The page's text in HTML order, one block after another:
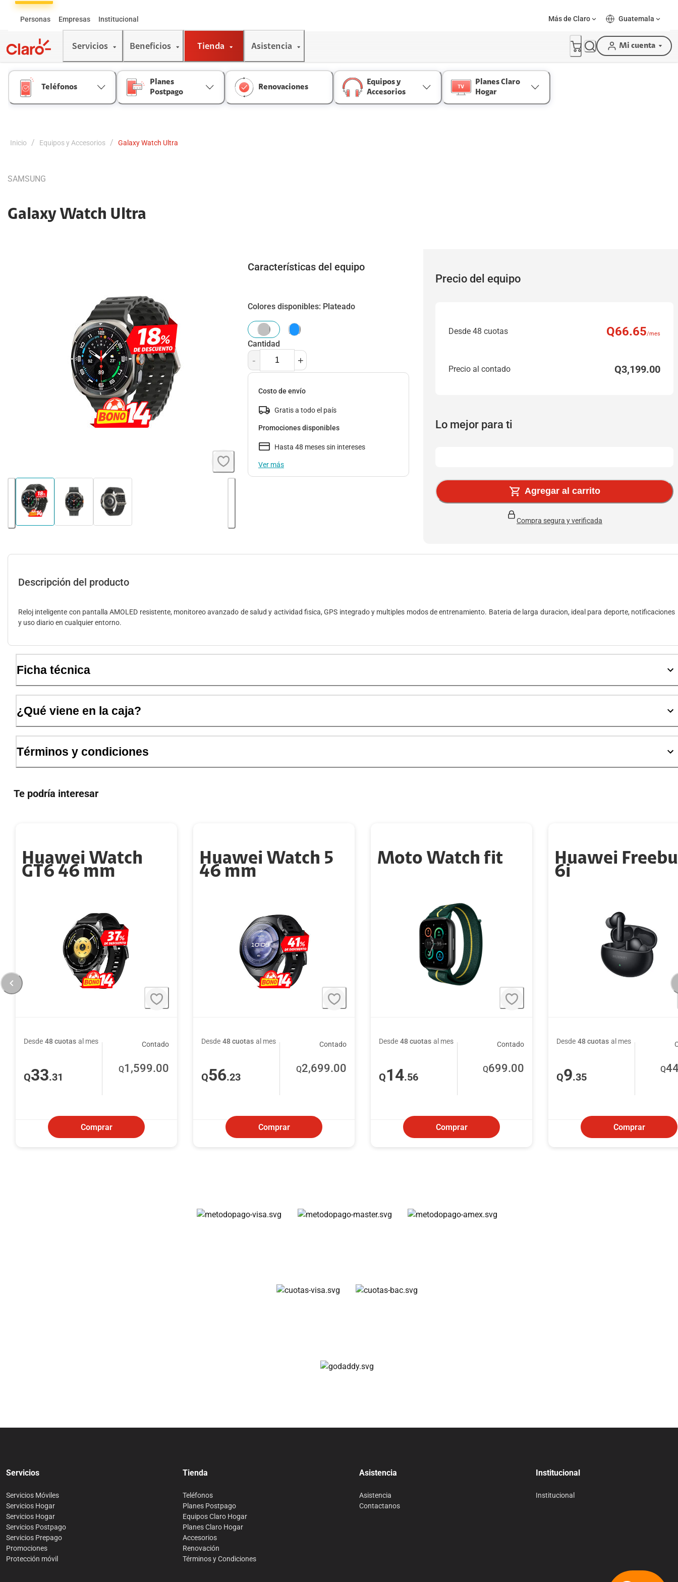
Personas Empresas Institucional Más de Claro Guatemala
Servicios Beneficios Tienda Asistencia Mi cuenta
Teléfonos
Planes
Postpago
Renovaciones
Equipos y
Accesorios
Planes Claro
Hogar
Inicio / Equipos y Accesorios / Galaxy Watch Ultra
SAMSUNG
Galaxy Watch Ultra
Características del equipo
Colores disponibles: Plateado
Cantidad
- +
Costo de envío
Gratis a todo el país
Promociones disponibles
Hasta 48 meses sin intereses
Ver más
Precio del equipo
Desde 48 cuotas Q66.65/mes
Precio al contado Q3,199.00
Lo mejor para ti
Agregar al carrito
Compra segura y verificada
Descripción del producto
Reloj inteligente con pantalla AMOLED resistente, monitoreo avanzado de salud y actividad fisica, GPS integrado y multiples modos de entrenamiento. Bateria de larga duracion, ideal para deporte, notificaciones
y uso diario en cualquier entorno.
Ficha técnica
¿Qué viene en la caja?
Términos y condiciones
Te podría interesar
Huawei Watch
GT6 46 mm
Desde 48 cuotas al mes
Q33.31
Contado
Q1,599.00
Comprar
Huawei Watch 5
46 mm
Desde 48 cuotas al mes
Q56.23
Contado
Q2,699.00
Comprar
Moto Watch fit
Desde 48 cuotas al mes
Q14.56
Contado
Q699.00
Comprar
Huawei
6i
Desde 48 cuotas al mes
Q9.35
Q
Comprar
Servicios
Servicios Móviles
Servicios Hogar
Servicios Hogar
Servicios Postpago
Servicios Prepago
Promociones
Protección móvil
Tienda
Teléfonos
Planes Postpago
Equipos Claro Hogar
Planes Claro Hogar
Accesorios
Renovación
Términos y Condiciones
Asistencia
Asistencia
Contactanos
Institucional
Institucional